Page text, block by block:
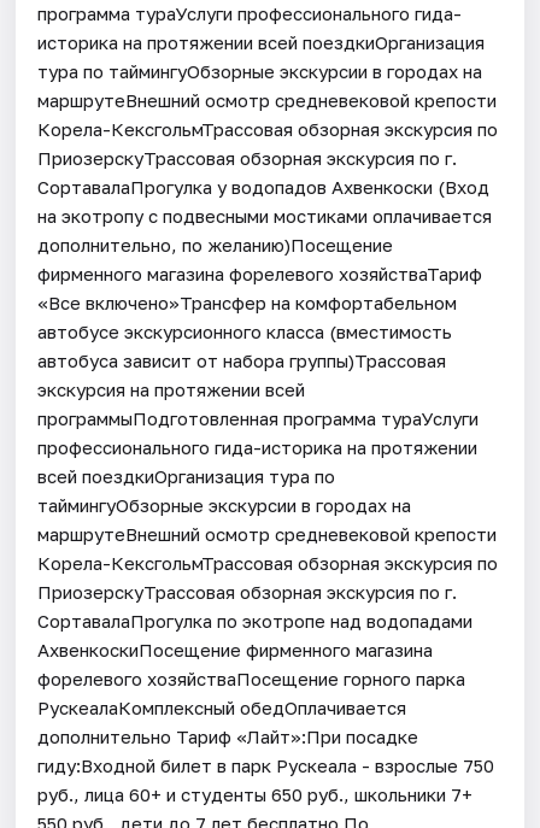
программа тураУслуги профессионального гида-
историка на протяжении всей поездкиОрганизация
тура по таймингуОбзорные экскурсии в городах на
маршрутеВнешний осмотр средневековой крепости
Корела-КексгольмТрассовая обзорная экскурсия по
ПриозерскуТрассовая обзорная экскурсия по г.
СортавалаПрогулка у водопадов Ахвенкоски (Вход
на экотропу с подвесными мостиками оплачивается
дополнительно, по желанию)Посещение
фирменного магазина форелевого хозяйстваТариф
«Все включено»Трансфер на комфортабельном
автобусе экскурсионного класса (вместимость
автобуса зависит от набора группы)Трассовая
экскурсия на протяжении всей
программыПодготовленная программа тураУслуги
профессионального гида-историка на протяжении
всей поездкиОрганизация тура по
таймингуОбзорные экскурсии в городах на
маршрутеВнешний осмотр средневековой крепости
Корела-КексгольмТрассовая обзорная экскурсия по
ПриозерскуТрассовая обзорная экскурсия по г.
СортавалаПрогулка по экотропе над водопадами
АхвенкоскиПосещение фирменного магазина
форелевого хозяйстваПосещение горного парка
РускеалаКомплексный обедОплачивается
дополнительно Тариф «Лайт»:При посадке
гиду:Входной билет в парк Рускеала - взрослые 750
руб., лица 60+ и студенты 650 руб., школьники 7+
550 руб., дети до 7 лет бесплатно.По